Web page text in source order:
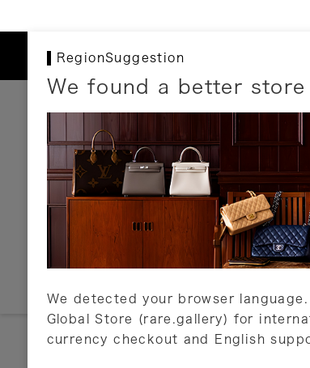
RegionSuggestion
We found a better
We detected your browser language.
Global Store (rare.gallery) for
currency checkout and English
お支払いについて
以下のお支払方法が利用可能です。
クレジットカード
ショッピングローン
銀行振込・郵便振替
代金引換
Amazon Pay
PayPay
店頭支払い
詳しくはこちら